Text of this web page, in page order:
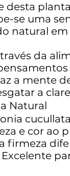
desta
se uma
natural
da
a mente
a
Natural
e cor ao
firmeza
Excelente